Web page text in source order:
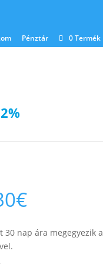
Pénztár 0 Termék
2%
€
30 nap ára megegyezik a